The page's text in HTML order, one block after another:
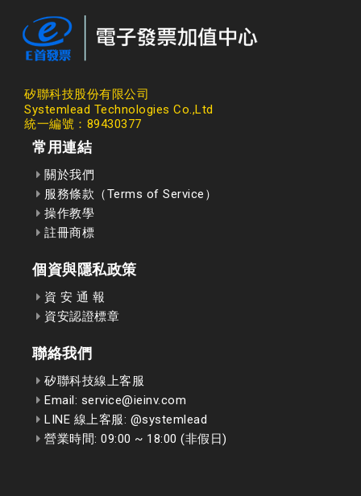
矽聯科技股份有限公司
Systemlead Technologies Co.,Ltd
統一編號：89430377
常用連結
關於我們
服務條款（Terms of Service）
操作教學
註冊商標
個資與隱私政策
資 安 通 報
資安認證標章
聯絡我們
矽聯科技線上客服
Email: service@ieinv.com
LINE 線上客服: @systemlead
營業時間: 09:00 ~ 18:00 (非假日)